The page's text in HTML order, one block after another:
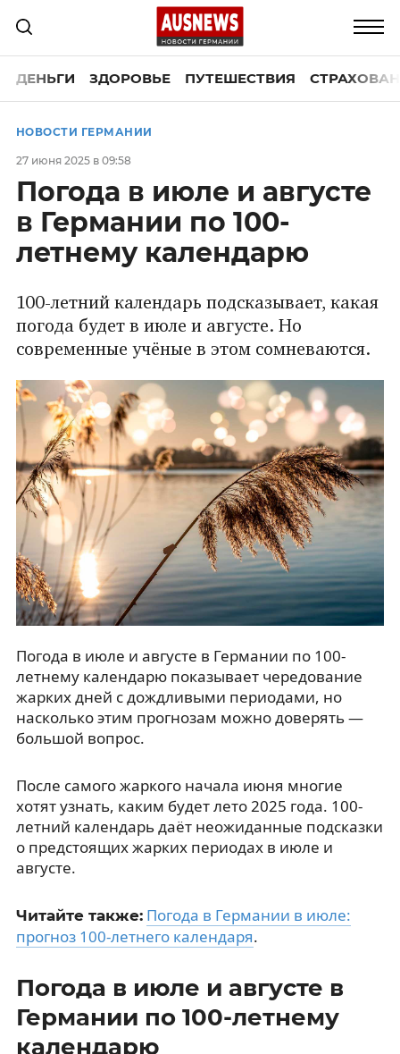
ДЕНЬГИ ЗДОРОВЬЕ ПУТЕШЕСТВИЯ
НОВОСТИ ГЕРМАНИИ
27 июня 2025 в 09:58
Погода в июле и августе
в Германии по 100-
летнему календарю
100-летний календарь подсказывает, какая
погода будет в июле и августе. Но
современные учёные в этом сомневаются.
Погода в июле и августе в Германии по 100-
летнему календарю показывает чередование
жарких дней с дождливыми периодами, но
насколько этим прогнозам можно доверять —
большой вопрос.
После самого жаркого начала июня многие
хотят узнать, каким будет лето 2025 года. 100-
летний календарь даёт неожиданные подсказки
о предстоящих жарких периодах в июле и
августе.
Читайте также: Погода в Германии в июле:
прогноз 100-летнего календаря.
Погода в июле и августе в
Германии по 100-летнему
календарю